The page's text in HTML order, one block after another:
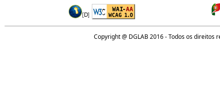
Copyright @ DGLAB 2016 - Todos os